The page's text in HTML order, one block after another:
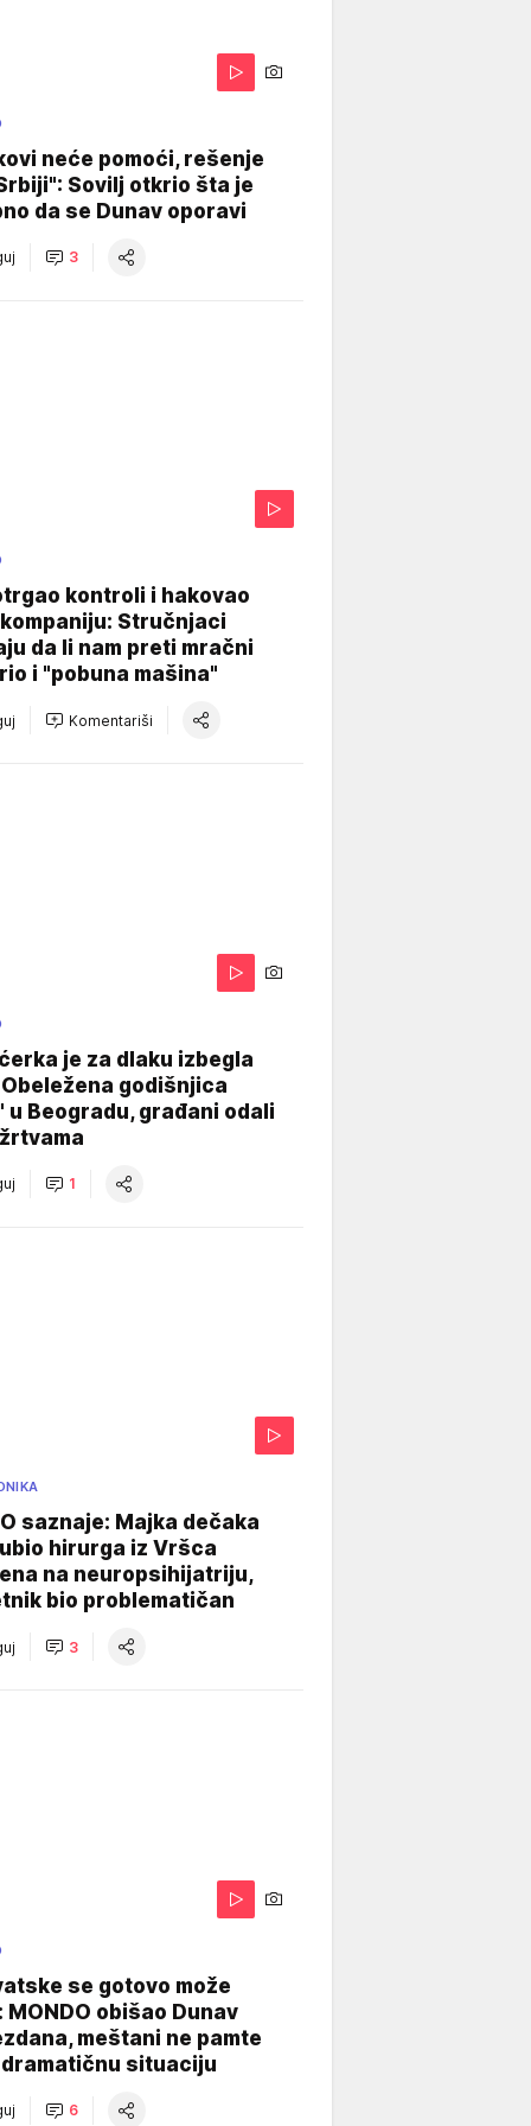
neće pomoći, rešenje
Sovilj otkrio šta je
da se Dunav oporavi
3
kontroli i hakovao
Stručnjaci
da li nam preti mračni
i "pobuna mašina"
Komentariši
je za dlaku izbegla
godišnjica
u Beogradu, građani odali
1
saznaje: Majka dečaka
hirurga iz Vršca
na neuropsihijatriju,
bio problematičan
3
se gotovo može
MONDO obišao Dunav
meštani ne pamte
situaciju
6